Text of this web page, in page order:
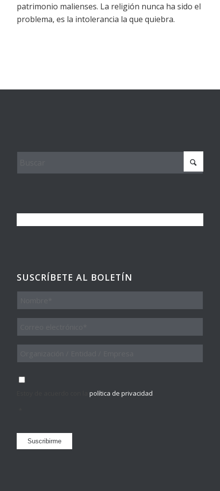
patrimonio malienses. La religión nunca ha sido el
problema, es la intolerancia la que quiebra.
SUSCRÍBETE AL BOLETÍN
Nombre
Entidad
Empresa
Consentimiento
política de privacidad
Suscribirme